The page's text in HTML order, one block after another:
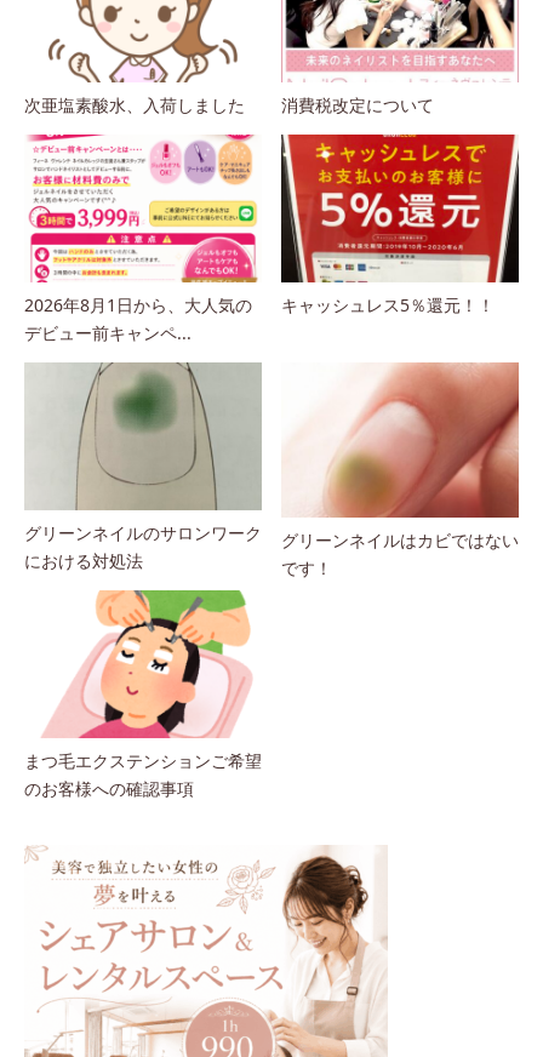
次亜塩素酸水、入荷しました 消費税改定について
2026年8月1日から、大人気の
デビュー前キャンペ...
キャッシュレス5％還元！！
グリーンネイルのサロンワーク
における対処法
グリーンネイルはカビではない
です！
まつ毛エクステンションご希望
のお客様への確認事項